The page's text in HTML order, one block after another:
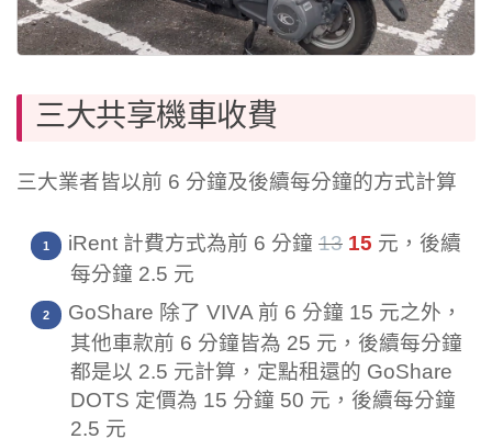
三大共享機車收費
三大業者皆以前 6 分鐘及後續每分鐘的方式計算
iRent 計費方式為前 6 分鐘 13 15 元，後續
每分鐘 2.5 元
GoShare 除了 VIVA 前 6 分鐘 15 元之外，
其他車款前 6 分鐘皆為 25 元，後續每分鐘
都是以 2.5 元計算，定點租還的 GoShare
DOTS 定價為 15 分鐘 50 元，後續每分鐘
2.5 元